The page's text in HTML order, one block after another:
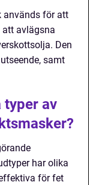
används för att
att avlägsna
Den
samt
typer av
har olika
för fet